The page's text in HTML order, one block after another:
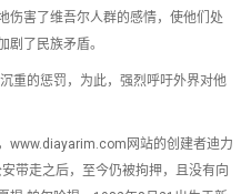
伤害了维吾尔人群的感情，使他们处
剧了民族矛盾。
重的惩罚，为此，强烈呼吁外界对他
www.diayarim.com网站的创建者迪力
带走之后，至今仍被拘押，且没有向